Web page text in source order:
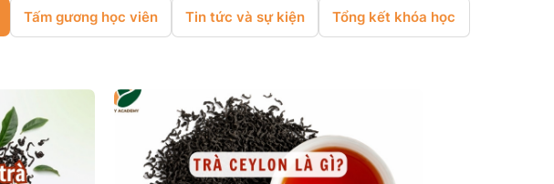
Tấm gương học viên Tin tức và sự kiện Tổng kết khóa học